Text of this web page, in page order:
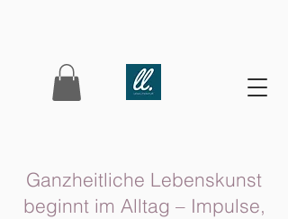
Ganzheitliche Lebenskunst
beginnt im Alltag – Impulse,